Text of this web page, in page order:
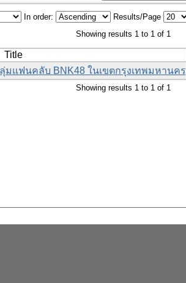
In order: Results/Page
Showing results 1 to 1 of 1
Title
แฟนคลับ BNK48 ในเขตกรุงเทพมหานคร
Showing results 1 to 1 of 1